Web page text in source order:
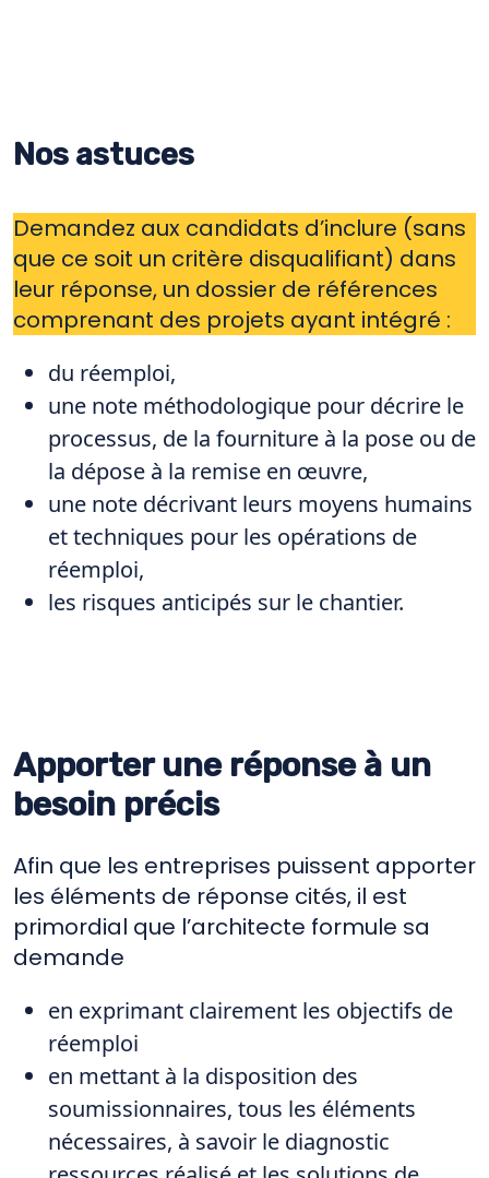
Nos astuces
Demandez aux candidats d’inclure (sans
que ce soit un critère disqualifiant) dans
leur réponse, un dossier de références
comprenant des projets ayant intégré :
du réemploi,
une note méthodologique pour décrire le
processus, de la fourniture à la pose ou de
la dépose à la remise en œuvre,
une note décrivant leurs moyens humains
et techniques pour les opérations de
réemploi,
les risques anticipés sur le chantier.
Apporter une réponse à un
besoin précis
Afin que les entreprises puissent apporter
les éléments de réponse cités, il est
primordial que l’architecte formule sa
demande
en exprimant clairement les objectifs de
réemploi
en mettant à la disposition des
soumissionnaires, tous les éléments
nécessaires, à savoir le diagnostic